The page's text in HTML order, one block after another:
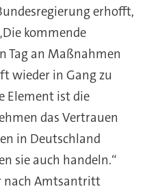
erhofft,
kommende
Tag an Maßnahmen
wieder in Gang zu
Element ist die
das Vertrauen
in Deutschland
sie auch handeln.“
nach Amtsantritt